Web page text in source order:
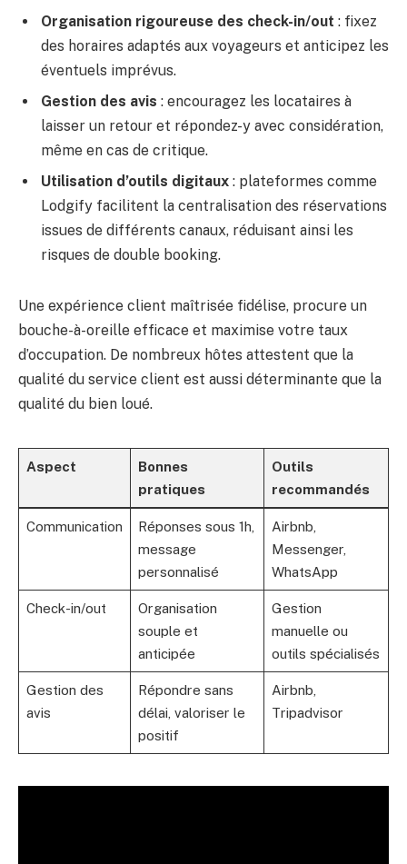
Organisation rigoureuse des check-in/out : fixez
des horaires adaptés aux voyageurs et anticipez les
éventuels imprévus.
Gestion des avis : encouragez les locataires à
laisser un retour et répondez-y avec considération,
même en cas de critique.
Utilisation d’outils digitaux : plateformes comme
Lodgify facilitent la centralisation des réservations
issues de différents canaux, réduisant ainsi les
risques de double booking.
Une expérience client maîtrisée fidélise, procure un
bouche-à-oreille efficace et maximise votre taux
d’occupation. De nombreux hôtes attestent que la
qualité du service client est aussi déterminante que la
qualité du bien loué.
Aspect
Bonnes
pratiques
Outils
recommandés
Communication
Réponses sous 1h,
message
personnalisé
Airbnb,
Messenger,
WhatsApp
Check-in/out
Organisation
souple et
anticipée
Gestion
manuelle ou
outils spécialisés
Gestion des
avis
Répondre sans
délai, valoriser le
positif
Airbnb,
Tripadvisor